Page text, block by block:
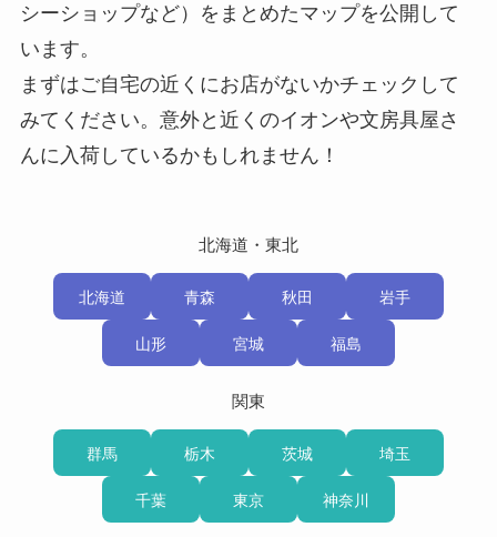
シーショップなど）をまとめたマップを公開して
います。
まずはご自宅の近くにお店がないかチェックして
みてください。意外と近くのイオンや文房具屋さ
んに入荷しているかもしれません！
北海道・東北
北海道 青森 秋田 岩手
山形 宮城 福島
関東
群馬 栃木 茨城 埼玉
千葉 東京 神奈川